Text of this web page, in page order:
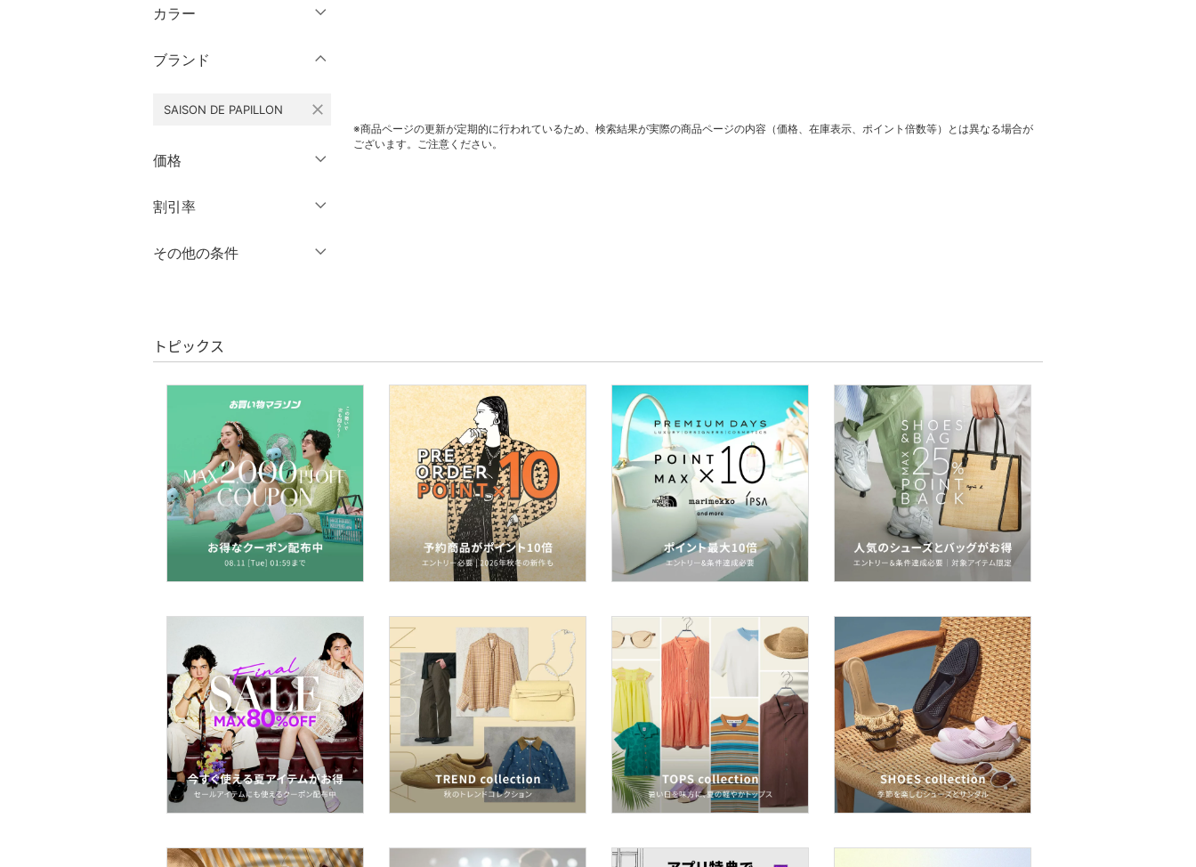
パンツ
ワンピース・ドレス
スカート
ーオール
バッグ
ファッション雑貨
アクセサリー・腕時計
財布・ポーチ・ケース
ヘアアクセサリー
マタニティウェア・ベビ
スーツ・フォーマル
水着・スイムグッズ
着物・浴衣・和装小物
スキンケア
ベースメイク
メイクアップ
カラー
クリア
ブランド
SAISON DE PAPILLON close
価格
絞り込み
割引率
％OFF～ ％OFF
その他の条件
クリア 絞り込み
※商品ページの更新が定期的に行われているため、検索結果が実際の商品ページの内容（価格、在庫表示、ポイント倍数等）とは異なる場合が
ございます。ご注意ください。
トピックス